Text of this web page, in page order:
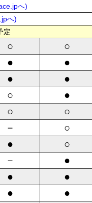
へ)
へ)
定
○ ○
● ●
● ●
○ ●
○ ○
－ ○
● ○
－ ●
● ●
● ●